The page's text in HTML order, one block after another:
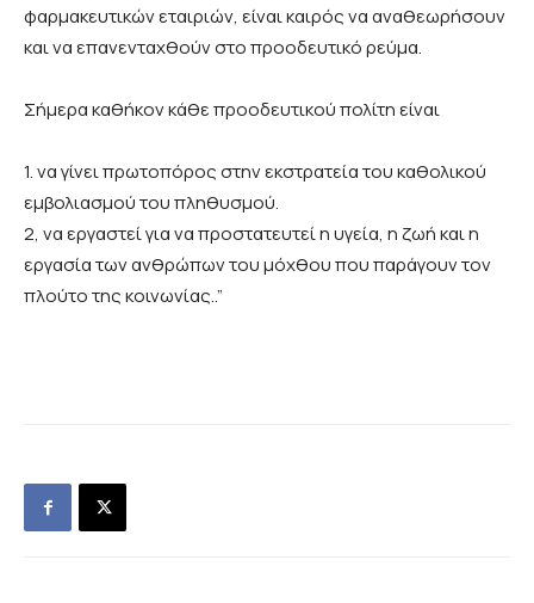
φαρμακευτικών εταιριών, είναι καιρός να αναθεωρήσουν
και να επανενταχθούν στο προοδευτικό ρεύμα.
Σήμερα καθήκον κάθε προοδευτικού πολίτη είναι
1. να γίνει πρωτοπόρος στην εκστρατεία του καθολικού
εμβολιασμού του πληθυσμού.
2, να εργαστεί για να προστατευτεί η υγεία, η ζωή και η
εργασία των ανθρώπων του μόχθου που παράγουν τον
πλούτο της κοινωνίας..”